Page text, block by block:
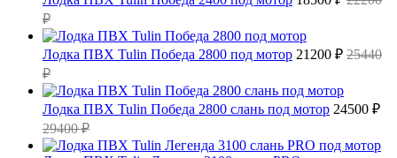
₽
Лодка ПВХ Tulin Победа 2800 под мотор 21200 ₽ 25440
₽
Лодка ПВХ Tulin Победа 2800 слань под мотор 24500 ₽
29400 ₽